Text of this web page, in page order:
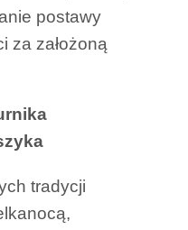
postawy
za założoną
tradycji